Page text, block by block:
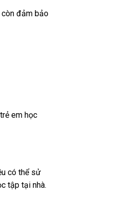
đảm bảo
em học
có thể sử
tập tại nhà.